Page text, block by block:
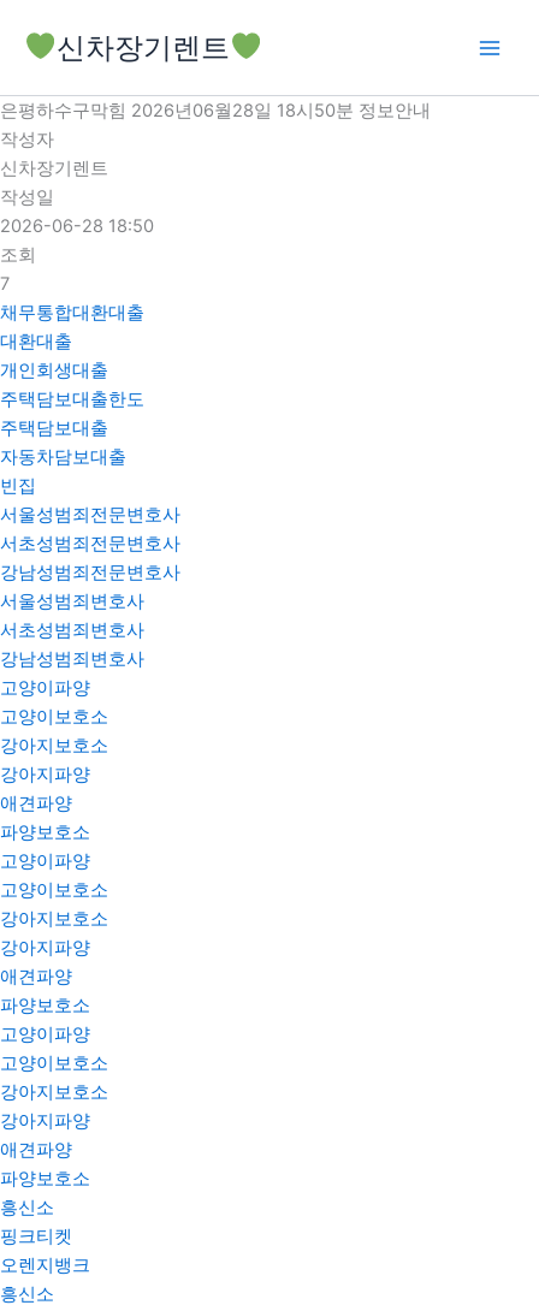
로
건
너
뛰
기
신차장기렌트
은평하수구막힘 2026년06월28일 18시50분 정보안내
작성자
신차장기렌트
작성일
2026-06-28 18:50
조회
7
채무통합대환대출
대환대출
개인회생대출
주택담보대출한도
주택담보대출
자동차담보대출
빈집
서울성범죄전문변호사
서초성범죄전문변호사
강남성범죄전문변호사
서울성범죄변호사
서초성범죄변호사
강남성범죄변호사
고양이파양
고양이보호소
강아지보호소
강아지파양
애견파양
파양보호소
고양이파양
고양이보호소
강아지보호소
강아지파양
애견파양
파양보호소
고양이파양
고양이보호소
강아지보호소
강아지파양
애견파양
파양보호소
흥신소
핑크티켓
오렌지뱅크
흥신소